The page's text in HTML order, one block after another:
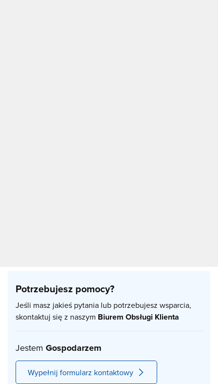
Potrzebujesz pomocy?
Jeśli masz jakieś pytania lub potrzebujesz wsparcia,
skontaktuj się z naszym Biurem Obsługi Klienta
Jestem Gospodarzem
Wypełnij formularz kontaktowy